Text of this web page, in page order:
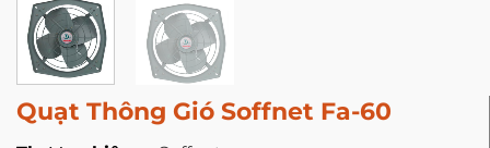
Quạt Thông Gió Soffnet Fa-60